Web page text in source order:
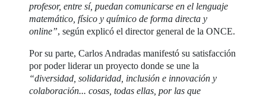
profesor, entre sí, puedan comunicarse en el lenguaje
matemático, físico y químico de forma directa y
online”, según explicó el director general de la ONCE.
Por su parte, Carlos Andradas manifestó su satisfacción
por poder liderar un proyecto donde se une la
“diversidad, solidaridad, inclusión e innovación y
colaboración... cosas, todas ellas, por las que